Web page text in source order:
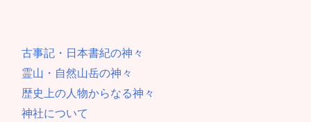
古事記・日本書紀の神々
霊山・自然山岳の神々
歴史上の人物からなる神々
神社について